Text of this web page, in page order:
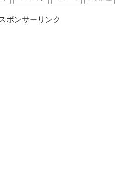
スポンサーリンク